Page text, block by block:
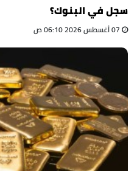
سجل في البنوك؟